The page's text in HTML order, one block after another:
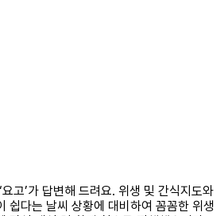
고’가 답변해 드려요. 위생 및 간식지도와
쉽다는 날씨 상황에 대비하여 꼼꼼한 위생